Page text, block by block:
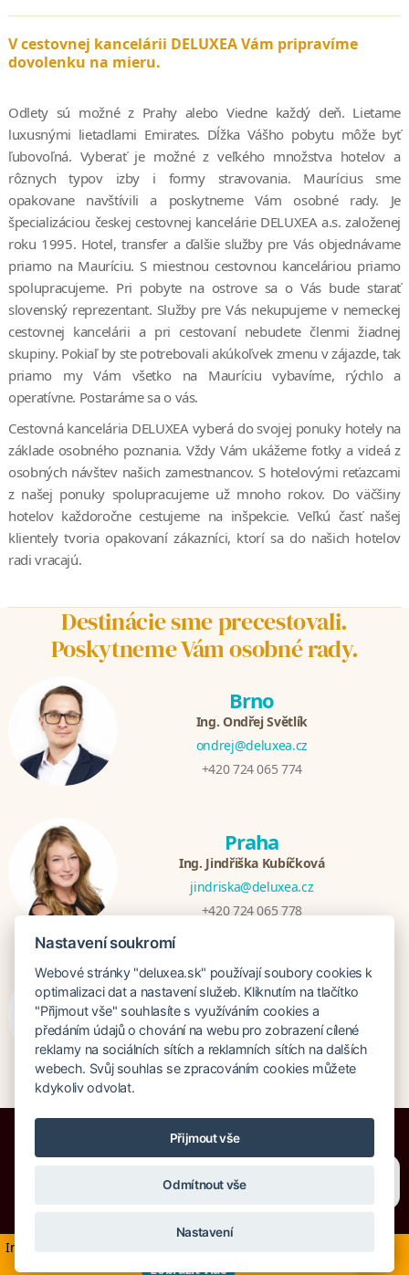
V cestovnej kancelárii DELUXEA Vám pripravíme
dovolenku na mieru.
Odlety sú možné z Prahy alebo Viedne každý deň. Lietame
luxusnými lietadlami Emirates. Dĺžka Vášho pobytu môže byť
ľubovoľná. Vyberať je možné z veľkého množstva hotelov a
rôznych typov izby i formy stravovania. Maurícius sme
opakovane navštívili a poskytneme Vám osobné rady. Je
špecializáciou českej cestovnej kancelárie DELUXEA a.s. založenej
roku 1995. Hotel, transfer a ďalšie služby pre Vás objednávame
priamo na Mauríciu. S miestnou cestovnou kanceláriou priamo
spolupracujeme. Pri pobyte na ostrove sa o Vás bude starať
slovenský reprezentant. Služby pre Vás nekupujeme v nemeckej
cestovnej kancelárii a pri cestovaní nebudete členmi žiadnej
skupiny. Pokiaľ by ste potrebovali akúkoľvek zmenu v zájazde, tak
priamo my Vám všetko na Mauríciu vybavíme, rýchlo a
operatívne. Postaráme sa o vás.
Cestovná kancelária DELUXEA vyberá do svojej ponuky hotely na
základe osobného poznania. Vždy Vám ukážeme fotky a videá z
osobných návštev našich zamestnancov. S hotelovými reťazcami
z našej ponuky spolupracujeme už mnoho rokov. Do väčšiny
hotelov každoročne cestujeme na inšpekcie. Veľkú časť našej
klientely tvoria opakovaní zákazníci, ktorí sa do našich hotelov
radi vracajú.
Destinácie sme precestovali.
Poskytneme Vám osobné rady.
Brno
Ing. Ondřej Světlík
ondrej@deluxea.cz
+420 724 065 774
Praha
Ing. Jindřiška Kubíčková
jindriska@deluxea.cz
+420 724 065 778
Bratislava
Katarina Hutníková
katarina@deluxea.sk
+421 948 759 074
Informácie v súvislosti s aktuálnym dianím na Blízkom východe
zobraziť viac
Nastavení soukromí
Webové stránky "deluxea.sk" používají soubory cookies k
optimalizaci dat a nastavení služeb. Kliknutím na tlačítko
"Přijmout vše" souhlasíte s využíváním cookies a
předáním údajů o chování na webu pro zobrazení cílené
reklamy na sociálních sítích a reklamních sítích na dalších
webech. Svůj souhlas se zpracováním cookies můžete
kdykoliv odvolat.
Přijmout vše
Odmítnout vše
Nastavení
Chettyho.